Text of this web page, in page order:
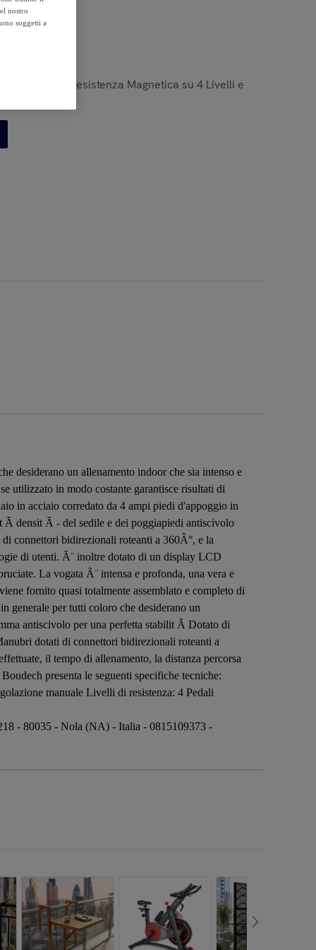
con Resistenza Magnetica su 4 Livelli e
desiderano un allenamento indoor che sia intenso e
utilizzato in modo costante garantisce risultati di
in acciaio corredato da 4 ampi piedi d'appoggio in
densit Ã - del sedile e dei poggiapiedi antiscivolo
connettori bidirezionali roteanti a 360Â°, e la
di utenti. Ã¨ inoltre dotato di un display LCD
La vogata Ã¨ intensa e profonda, una vera e
fornito quasi totalmente assemblato e completo di
generale per tutti coloro che desiderano un
antiscivolo per una perfetta stabilit Ã Dotato di
dotati di connettori bidirezionali roteanti a
il tempo di allenamento, la distanza percorsa
presenta le seguenti specifiche tecniche:
manuale Livelli di resistenza: 4 Pedali
- 80035 - Nola (NA) - Italia - 0815109373 -
nostro
soggetti a